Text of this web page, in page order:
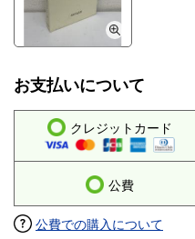
お支払いについて
クレジットカード
公費
公費での購入について